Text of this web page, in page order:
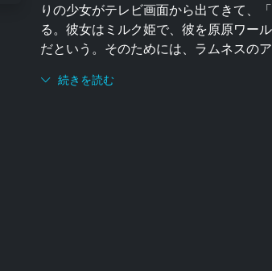
りの少女がテレビ画面から出てきて、
る。彼女はミルク姫で、彼を原原ワー
だという。そのためには、ラムネスの
続きを読む